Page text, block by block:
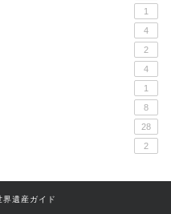
1
4
2
4
1
8
28
2
遺産ガイド